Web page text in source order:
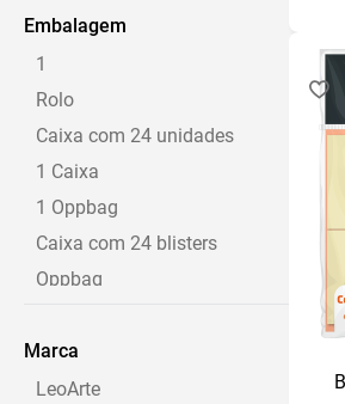
Marca texto
Embalagem
1
Rolo
Caixa com 24 unidades
1 Caixa
1 Oppbag
Caixa com 24 blisters
Oppbag
Pacote
Marca
LeoArte